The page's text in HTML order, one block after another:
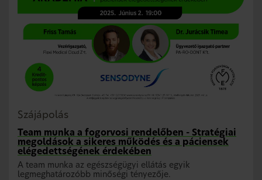
Szájápolás
Team munka a fogorvosi rendelőben - Stratégiai
megoldások a sikeres működés és a páciensek
elégedettségének érdekében
A team munka az egészségügyi ellátás egyik
legmeghatározóbb minőségi tényezője.